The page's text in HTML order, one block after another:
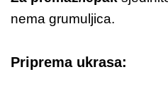
nema grumuljica.
Priprema ukrasa: